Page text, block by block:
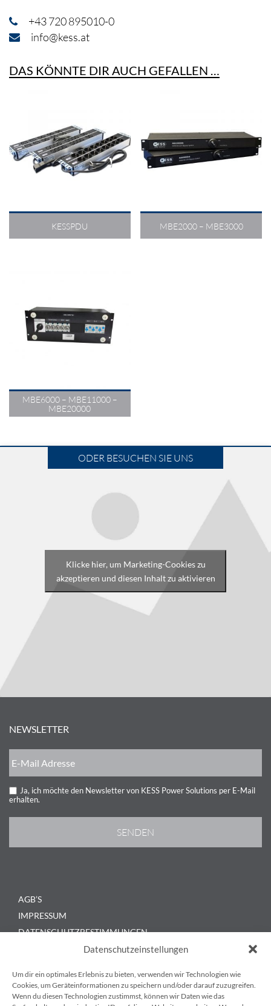
Datenschutzeinstellungen
Um dir ein optimales Erlebnis zu bieten, verwenden wir Technologien wie
Cookies, um Geräteinformationen zu speichern und/oder darauf zuzugreifen.
Wenn du diesen Technologien zustimmst, können wir Daten wie das
+43 720 895010-0
info@kess.at
DAS KÖNNTE DIR AUCH GEFALLEN …
KESSPDU
19″ Steckdosenleiste
IEC Ausführung
Schukoausführung
MBE2000 – MBE3000
Schalter
Rack-/Wandmontage
Bis 3.000 VA
MBE6000 – MBE11000 –
MBE20000
Rack-/Wandmontage
ODER BESUCHEN SIE UNS
Klicke hier, um Marketing-Cookies zu
akzeptieren und diesen Inhalt zu aktivieren
NEWSLETTER
Ja, ich möchte den Newsletter von KESS Power Solutions per E-Mail
erhalten.
AGB’S
IMPRESSUM
DATENSCHUTZBESTIMMUNGEN